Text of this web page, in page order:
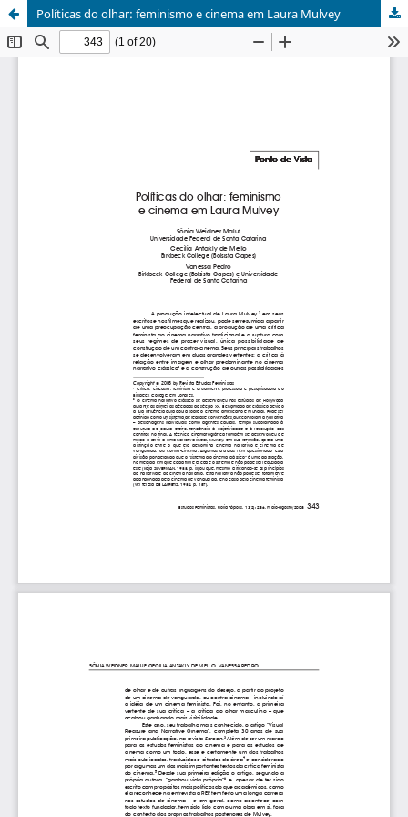
Políticas do olhar: feminismo e cinema em Laura Mulvey